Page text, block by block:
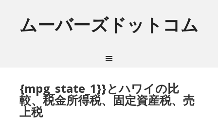
ムーバーズドットコム
{mpg_state_1}}とハワイの比
較、税金所得税、固定資産税、売
上税